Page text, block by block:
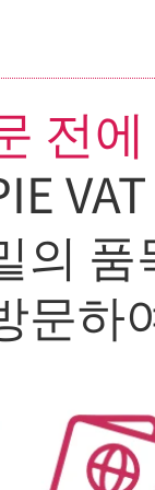
전
의
문하